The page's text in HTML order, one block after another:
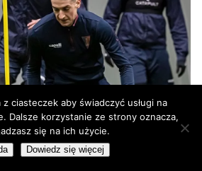
ciasteczek aby świadczyć usługi na
Dalsze korzystanie ze strony oznacza,
się na ich użycie.
Dowiedz się więcej